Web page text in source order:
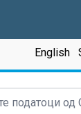
English
податоци од